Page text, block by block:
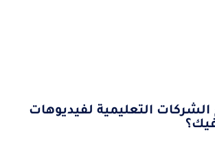
الشركات التعليمية لفيديوهات